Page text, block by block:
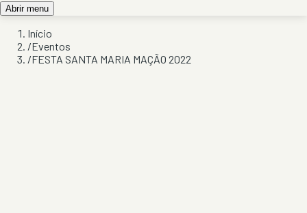
Abrir menu
Início
/Eventos
/FESTA SANTA MARIA MAÇÃO 2022